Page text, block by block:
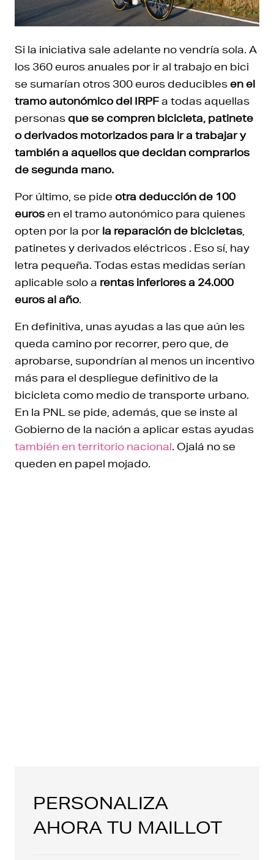
Si la iniciativa sale adelante no vendría sola. A
los 360 euros anuales por ir al trabajo en bici
se sumarían otros 300 euros deduciblesen el
tramo autonómico del IRPFa todas aquellas
personasque se compren bicicleta, patinete
o derivados motorizados para ir a trabajar y
también a aquellos que decidan comprarlos
de segunda mano.
Por último, se pide otra deducción de 100
eurosen el tramo autonómico para quienes
opten por la por la reparación de bicicletas,
patinetes y derivados eléctricos . Eso sí, hay
letra pequeña. Todas estas medidas serían
aplicable solo a rentas inferiores a 24.000
euros al año.
En definitiva, unas ayudas a las que aún les
queda camino por recorrer, pero que, de
aprobarse, supondrían al menos un incentivo
más para el despliegue definitivo de la
bicicleta como medio de transporte urbano.
En la PNL se pide, además, que se inste al
Gobierno de la nación a aplicar estas ayudas
también en territorio nacional. Ojalá no se
queden en papel mojado.
PERSONALIZA
AHORA TU MAILLOT